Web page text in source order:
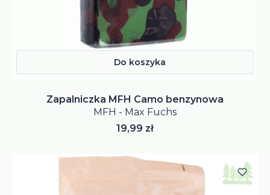
Do koszyka
Zapalniczka MFH Camo benzynowa
MFH - Max Fuchs
Cena
19,99 zł